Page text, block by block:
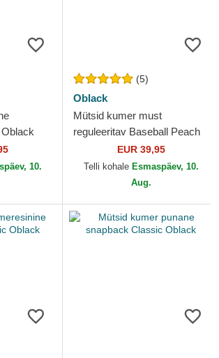
10.
(5)
Oblack
Mütsid kumer must
reguleeritav Baseball Peach
EUR 39,95
Telli kohale Esmaspäev, 10.
Aug.